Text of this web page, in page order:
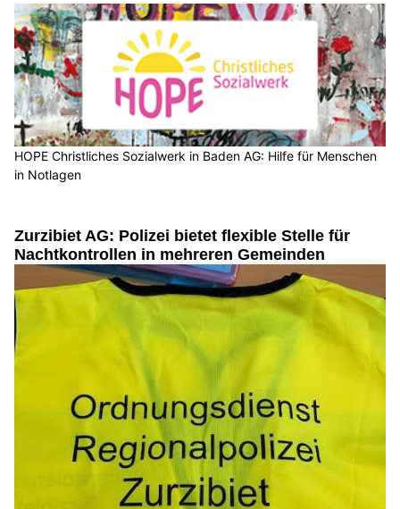
HOPE Christliches Sozialwerk in Baden AG: Hilfe für Menschen
in Notlagen
Zurzibiet AG: Polizei bietet flexible Stelle für
Nachtkontrollen in mehreren Gemeinden